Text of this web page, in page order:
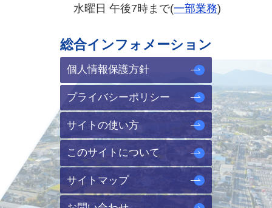
水曜日 午後7時まで(一部業務)
総合インフォメーション
個人情報保護方針
プライバシーポリシー
サイトの使い方
このサイトについて
サイトマップ